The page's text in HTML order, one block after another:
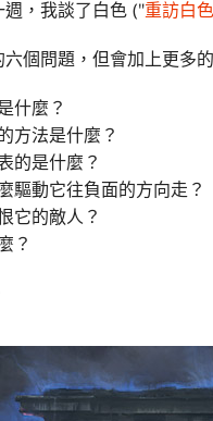
，我談了白色 ("重訪白
個問題，但會加上更多
什麼？
方法是什麼？
的是什麼？
驅動它往負面的方向走？
它的敵人？
？